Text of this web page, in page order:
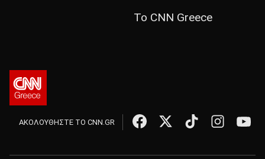
Το CNN Greece
ΑΚΟΛΟΥΘΗΣΤΕ ΤΟ CNN.GR